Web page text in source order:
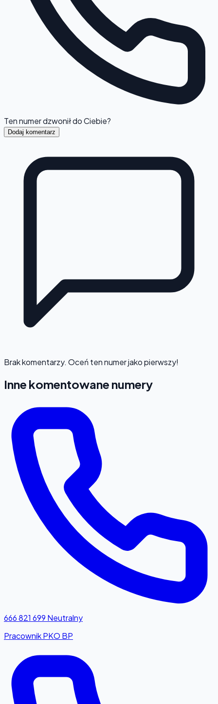
Ten numer dzwonił do Ciebie?
Dodaj komentarz
Brak komentarzy. Oceń ten numer jako pierwszy!
Inne komentowane numery
666 821 699 Neutralny
Pracownik PKO BP